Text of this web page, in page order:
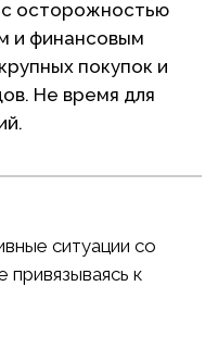
с осторожностью
и финансовым
покупок и
Не время для
ситуации со
привязываясь к